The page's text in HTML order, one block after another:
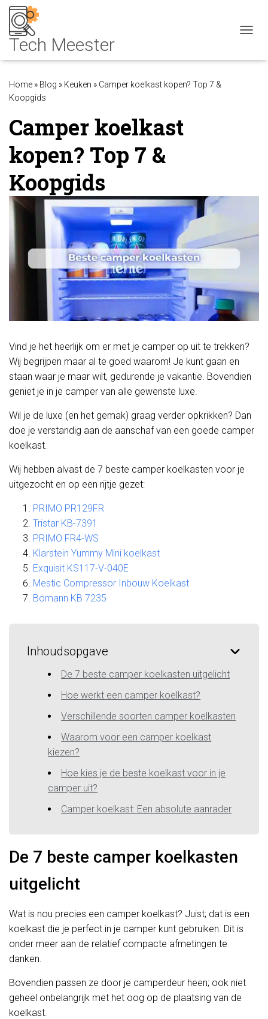
Home » Blog » Keuken » Camper koelkast kopen? Top 7 &
Koopgids
Camper koelkast
kopen? Top 7 &
Koopgids
Vind je het heerlijk om er met je camper op uit te trekken?
Wij begrijpen maar al te goed waarom! Je kunt gaan en
staan waar je maar wilt, gedurende je vakantie. Bovendien
geniet je in je camper van alle gewenste luxe.
Wil je de luxe (en het gemak) graag verder opkrikken? Dan
doe je verstandig aan de aanschaf van een goede camper
koelkast.
Wij hebben alvast de 7 beste camper koelkasten voor je
uitgezocht en op een rijtje gezet:
PRIMO PR129FR
Tristar KB-7391
PRIMO FR4-WS
Klarstein Yummy Mini koelkast
Exquisit KS117-V-040E
Mestic Compressor Inbouw Koelkast
Bomann KB 7235
Inhoudsopgave
De 7 beste camper koelkasten uitgelicht
Hoe werkt een camper koelkast?
Verschillende soorten camper koelkasten
Waarom voor een camper koelkast
kiezen?
Hoe kies je de beste koelkast voor in je
camper uit?
Camper koelkast: Een absolute aanrader
De 7 beste camper koelkasten
uitgelicht
Wat is nou precies een camper koelkast? Juist; dat is een
koelkast die je perfect in je camper kunt gebruiken. Dit is
onder meer aan de relatief compacte afmetingen te
danken.
Bovendien passen ze door je camperdeur heen; ook niet
geheel onbelangrijk met het oog op de plaatsing van de
koelkast.